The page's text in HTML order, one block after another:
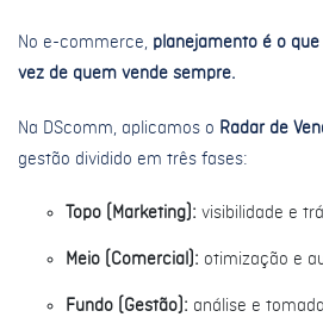
No e-commerce, planejamento é o
vez de quem vende sempre.
Na DScomm, aplicamos o Radar de
gestão dividido em três fases:
Topo (Marketing): visibilidade e
Meio (Comercial): otimização e
Fundo (Gestão): análise e